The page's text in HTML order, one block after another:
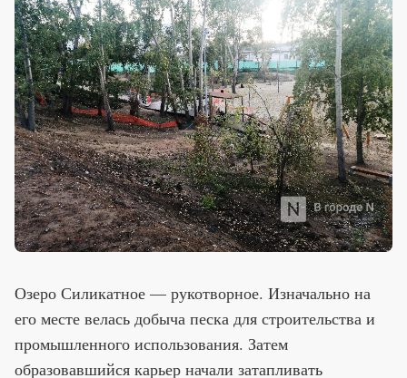
Озеро Силикатное — рукотворное. Изначально на
его месте велась добыча песка для строительства и
промышленного использования. Затем
образовавшийся карьер начали затапливать